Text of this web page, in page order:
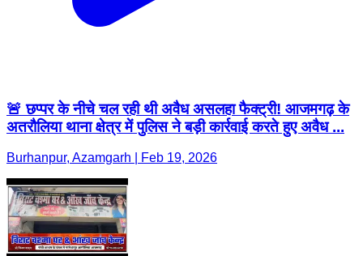
🚨 छप्पर के नीचे चल रही थी अवैध असलहा फैक्ट्री! आजमगढ़ के
अतरौलिया थाना क्षेत्र में पुलिस ने बड़ी कार्रवाई करते हुए अवैध ...
Burhanpur, Azamgarh | Feb 19, 2026